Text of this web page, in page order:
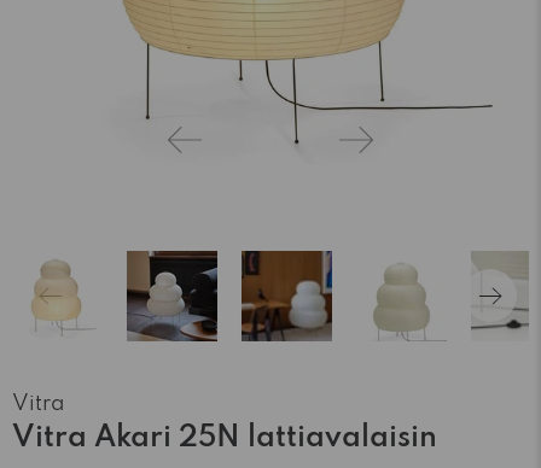
Vitra
Vitra Akari 25N lattiavalaisin